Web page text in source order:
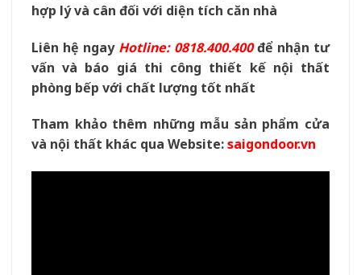
hợp lý và cân đối với diện tích căn nhà
Liên hệ ngay Hotline: 0818.400.400để nhận tư
vấn và báo giá thi công thiết kế nội thất
phòng bếp với chất lượng tốt nhất
Tham khảo thêm những mẫu sản phẩm cửa
và nội thất khác qua Website:saigondoor.vn